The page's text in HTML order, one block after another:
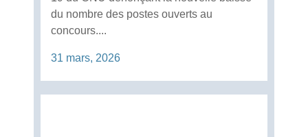
du nombre des postes ouverts au
concours....
31 mars, 2026